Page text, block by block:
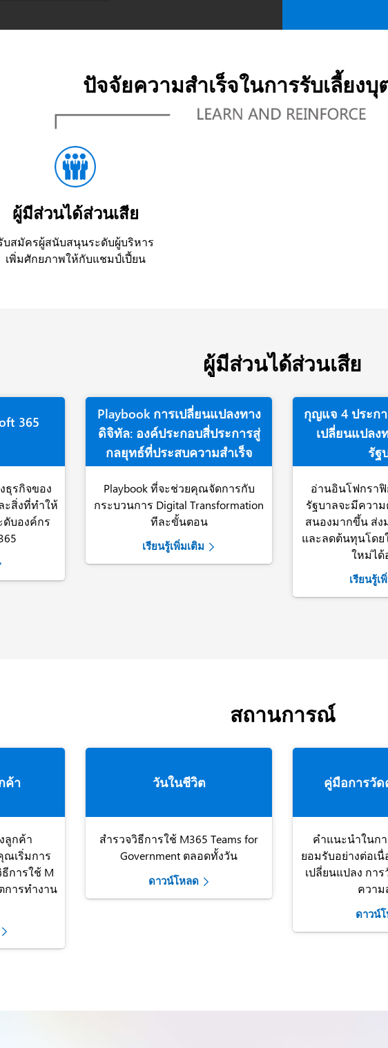
ปัจจัยความสำเร็จในการรับเลี้ยง
ผู้มีส่วนได้ส่วนเสีย
บสมัครผู้สนับสนุนระดับผู้บริหาร
เพิ่มศักยภาพให้กับแชมป์เปี้ยน
ผู้มีส่วนได้ส่วนเสีย
365
ธุรกิจของ
ะสิ่งที่ทำให้
ดับองค์กร
Playbook การเปลี่ยนแปลงทาง
ดิจิทัล: องค์ประกอบสี่ประการสู่
กลยุทธ์ที่ประสบความสำเร็จ
Playbook ที่จะช่วยคุณจัดการกับ
กระบวนการ Digital Transformation
ทีละขั้นตอน
เรียนรู้เพิ่มเติม
กุญแจ 4 ประกา
เปลี่ยนแปลง
รัฐ
อ่านอินโฟกราฟิ
รัฐบาลจะมีควา
สนองมากขึ้น ส่
และลดต้นทุนโดย
ใหม่ได้
เรียนรู้เ
สถานการณ์
ค้า
ลูกค้า
ณเริ่มการ
การใช้ M
การทำงาน
วันในชีวิต
สำรวจวิธีการใช้ M365 Teams for
Government ตลอดทั้งวัน
ดาวน์โหลด
คู่มือการวัด
คำแนะนำในก
ยอมรับอย่างต่อเ
เปลี่ยนแปลง กา
ความ
ดาวน์